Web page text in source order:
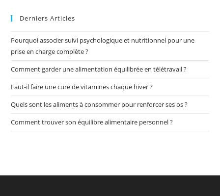
Derniers Articles
Pourquoi associer suivi psychologique et nutritionnel pour une
prise en charge complète ?
Comment garder une alimentation équilibrée en télétravail ?
Faut-il faire une cure de vitamines chaque hiver ?
Quels sont les aliments à consommer pour renforcer ses os ?
Comment trouver son équilibre alimentaire personnel ?